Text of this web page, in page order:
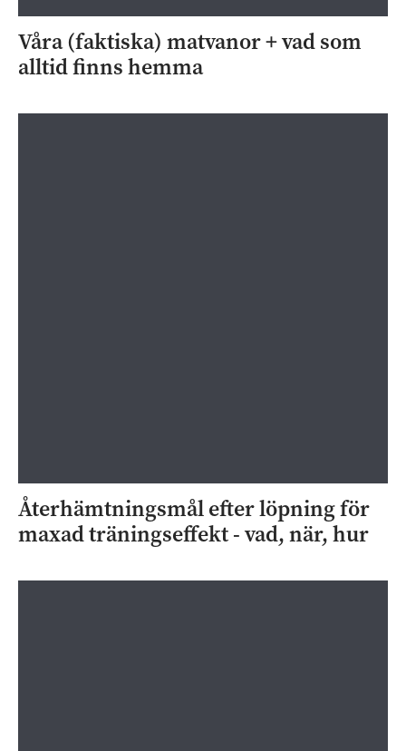
Våra (faktiska) matvanor + vad som
alltid finns hemma
Återhämtningsmål efter löpning för
maxad träningseffekt - vad, när, hur